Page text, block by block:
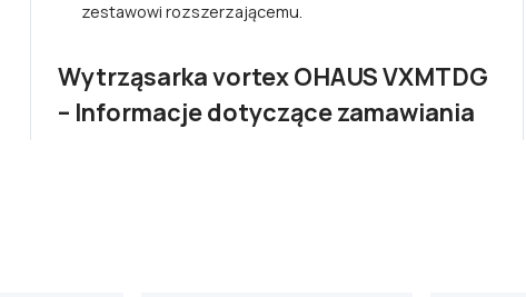
zestawowi rozszerzającemu.
Wytrząsarka vortex OHAUS VXMTDG
– Informacje dotyczące zamawiania